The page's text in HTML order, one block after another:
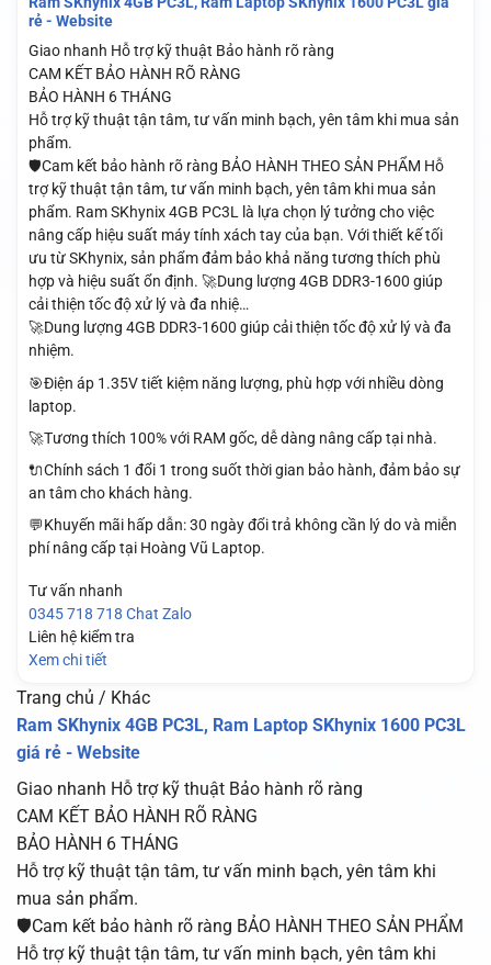
rẻ - Website
Giao nhanh Hỗ trợ kỹ thuật Bảo hành rõ ràng
CAM KẾT BẢO HÀNH RÕ RÀNG
BẢO HÀNH 6 THÁNG
Hỗ trợ kỹ thuật tận tâm, tư vấn minh bạch, yên tâm khi mua sản
phẩm.
🛡️Cam kết bảo hành rõ ràng BẢO HÀNH THEO SẢN PHẨM Hỗ
trợ kỹ thuật tận tâm, tư vấn minh bạch, yên tâm khi mua sản
phẩm. Ram SKhynix 4GB PC3L là lựa chọn lý tưởng cho việc
nâng cấp hiệu suất máy tính xách tay của bạn. Với thiết kế tối
ưu từ SKhynix, sản phẩm đảm bảo khả năng tương thích phù
hợp và hiệu suất ổn định. 🚀Dung lượng 4GB DDR3-1600 giúp
cải thiện tốc độ xử lý và đa nhiệ…
🚀Dung lượng 4GB DDR3-1600 giúp cải thiện tốc độ xử lý và đa
nhiệm.
🎯Điện áp 1.35V tiết kiệm năng lượng, phù hợp với nhiều dòng
laptop.
🚀Tương thích 100% với RAM gốc, dễ dàng nâng cấp tại nhà.
🔌Chính sách 1 đổi 1 trong suốt thời gian bảo hành, đảm bảo sự
an tâm cho khách hàng.
💬Khuyến mãi hấp dẫn: 30 ngày đổi trả không cần lý do và miễn
phí nâng cấp tại Hoàng Vũ Laptop.
Tư vấn nhanh
0345 718 718 Chat Zalo
Liên hệ kiểm tra
Xem chi tiết
Trang chủ / Khác
Ram SKhynix 4GB PC3L, Ram Laptop SKhynix 1600 PC3L
giá rẻ - Website
Giao nhanh Hỗ trợ kỹ thuật Bảo hành rõ ràng
CAM KẾT BẢO HÀNH RÕ RÀNG
BẢO HÀNH 6 THÁNG
Hỗ trợ kỹ thuật tận tâm, tư vấn minh bạch, yên tâm khi
mua sản phẩm.
🛡️Cam kết bảo hành rõ ràng BẢO HÀNH THEO SẢN PHẨM
Hỗ trợ kỹ thuật tận tâm, tư vấn minh bạch, yên tâm khi